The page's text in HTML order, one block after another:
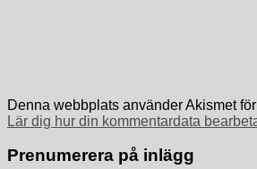
Denna webbplats använder Akismet
Lär dig hur din kommentardata
Prenumerera på inlägg